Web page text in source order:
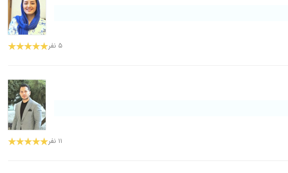
۵ نفر
۱۱ نفر